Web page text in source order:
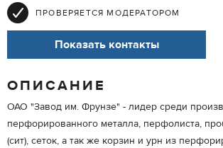
ПРОВЕРЯЕТСЯ МОДЕРАТОРОМ
Показать контакты
ОПИСАНИЕ
ОАО "Завод им. Фрунзе" - лидер среди
перфорированного металла, перфолиста,
(сит), сеток, а так же корзин и урн из